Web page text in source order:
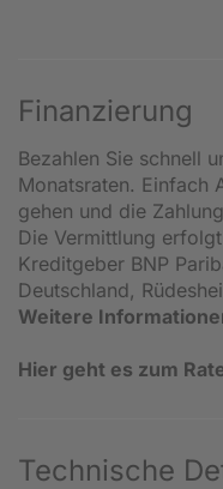
Finanzierung
Bezahlen Sie schnell
Monatsraten. Einfach
gehen und die
Die Vermittlung
Kreditgeber BNP
Deutschland,
Weitere
Hier geht es zum
Technische